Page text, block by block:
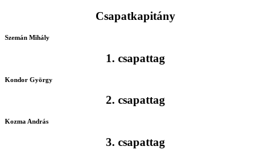
Csapatkapitány
Szemán Mihály
1. csapattag
Kondor György
2. csapattag
Kozma András
3. csapattag